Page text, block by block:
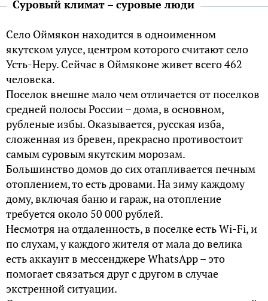
Суровый климат – суровые люди
Село Оймякон находится в одноименном
якутском улусе, центром которого считают село
Усть-Неру. Сейчас в Оймяконе живет всего 462
человека.
Поселок внешне мало чем отличается от поселков
средней полосы России – дома, в основном,
рубленые избы. Оказывается, русская изба,
сложенная из бревен, прекрасно противостоит
самым суровым якутским морозам.
Большинство домов до сих отапливается печным
отоплением, то есть дровами. На зиму каждому
дому, включая баню и гараж, на отопление
требуется около 50 000 рублей.
Несмотря на отдаленность, в поселке есть Wi-Fi, и
по слухам, у каждого жителя от мала до велика
есть аккаунт в мессенджере WhatsApp – это
помогает связаться друг с другом в случае
экстренной ситуации.